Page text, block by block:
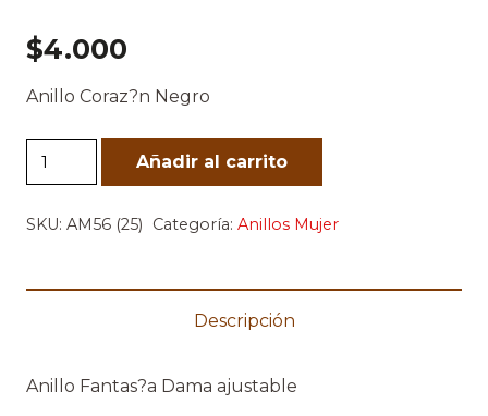
$4.000
Anillo Coraz?n Negro
Anillo
Corazon
Negro
Añadir al carrito
SKU: AM56 (25) Categoría: Anillos Mujer
Descripción
Anillo Fantas?a Dama ajustable